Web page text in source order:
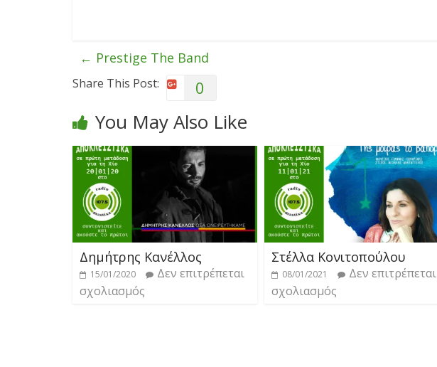
← Prestige The Band
Share This Post: 0
You May Also Like
Δημήτρης Κανέλλος
15/01/2020
Δεν επιτρέπεται
σχολιασμός
Στέλλα Κονιτοπούλου
08/01/2021
Δεν επιτρέπεται
σχολιασμός